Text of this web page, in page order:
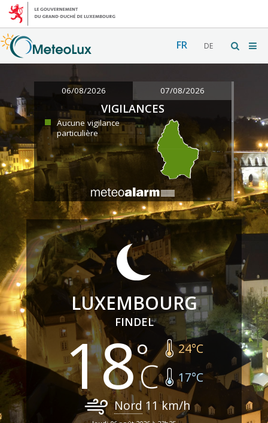
FR DE
06/08/2026 07/08/2026
VIGILANCES
Aucune vigilance
particulière
LUXEMBOURG
FINDEL
18 24°C
17°C
Nord 11km/h